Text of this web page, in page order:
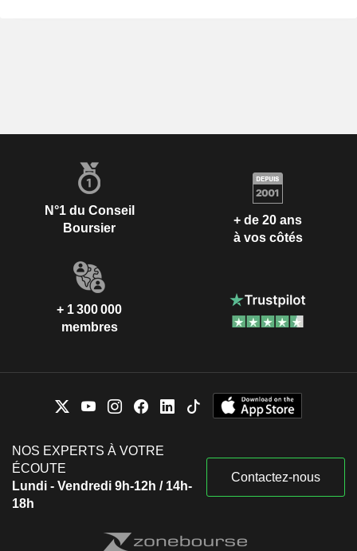
N°1 du Conseil
Boursier
+ de 20 ans
à vos côtés
+ 1 300 000
membres
NOS EXPERTS À VOTRE
ÉCOUTE
Lundi - Vendredi 9h-12h / 14h-
18h
Contactez-nous